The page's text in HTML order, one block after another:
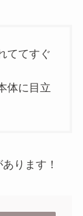
ててすぐ
体に目立
ります！